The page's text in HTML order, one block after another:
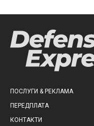
ПОСЛУГИ & РЕКЛАМА
ПЕРЕДПЛАТА
КОНТАКТИ